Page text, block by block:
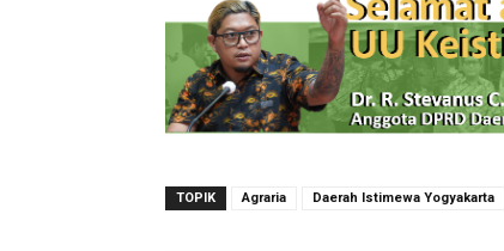
TOPIK Agraria Daerah Istimewa Yogyakarta